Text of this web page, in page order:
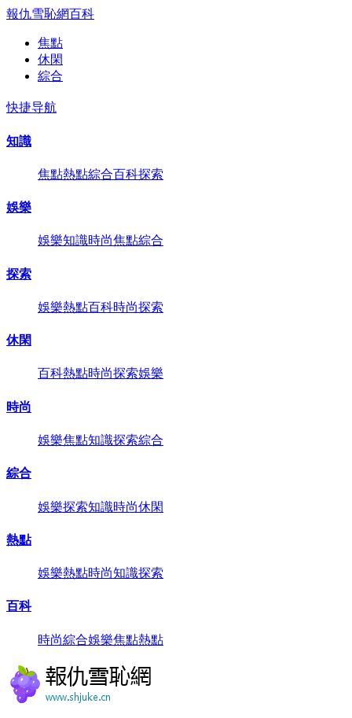
報仇雪恥網百科
焦點
休閑
綜合
快捷导航
知識
焦點熱點綜合百科探索
娛樂
娛樂知識時尚焦點綜合
探索
娛樂熱點百科時尚探索
休閑
百科熱點時尚探索娛樂
時尚
娛樂焦點知識探索綜合
綜合
娛樂探索知識時尚休閑
熱點
娛樂熱點時尚知識探索
百科
時尚綜合娛樂焦點熱點